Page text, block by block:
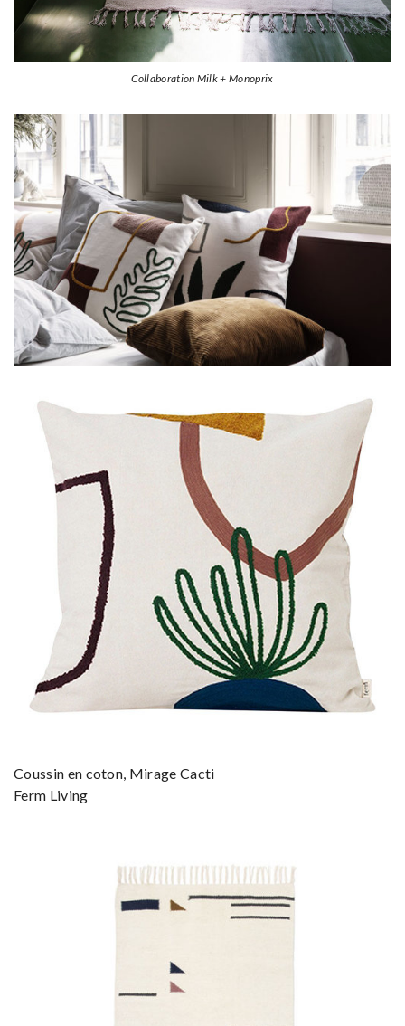
Collaboration Milk + Monoprix
Coussin en coton, Mirage Cacti
Ferm Living